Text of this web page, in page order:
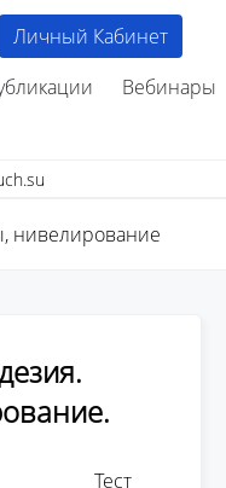
Вебинары
Личный Кабинет
нивелирование